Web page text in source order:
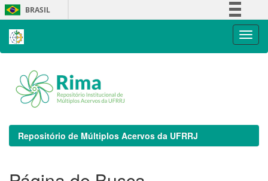
Skip
navigation
BRASIL
Repositório de Múltiplos Acervos da UFRRJ